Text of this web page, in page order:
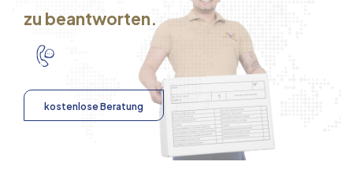
zu beantworten.
kostenlose Beratung